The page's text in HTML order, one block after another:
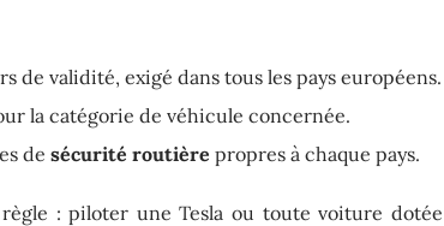
de validité, exigé dans tous les pays européens.
la catégorie de véhicule concernée.
desécurité routière propres à chaque pays.
règle : piloter une Tesla ou toute voiture dotée